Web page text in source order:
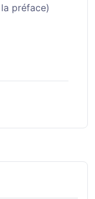
préface)